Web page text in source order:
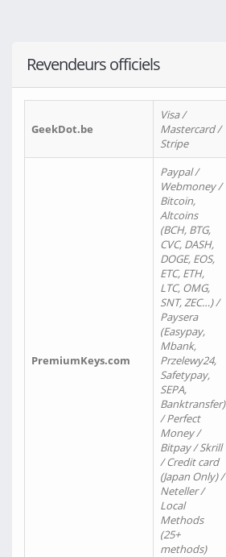
Revendeurs officiels
GeekDot.be
Visa /
Mastercard /
Stripe
PremiumKeys.com
Paypal /
Webmoney /
Bitcoin,
Altcoins
(BCH, BTG,
CVC, DASH,
DOGE, EOS,
ETC, ETH,
LTC, OMG,
SNT, ZEC…) /
Paysera
(Easypay,
Mbank,
Przelewy24,
Safetypay,
SEPA,
Banktransfer)
/ Perfect
Money /
Bitpay / Skrill
/ Credit card
(Japan Only) /
Neteller /
Local
Methods
(25+
methods)